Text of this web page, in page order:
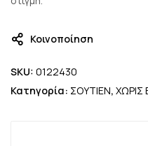
Κοινοποίηση
SKU: 0122430
Κατηγορία: ΣΟΥΤΙΕΝ, ΧΩΡΙΣ